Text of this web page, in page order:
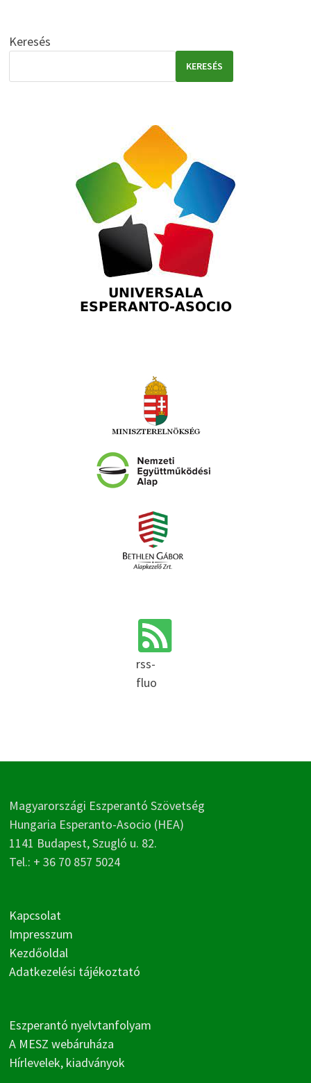
Keresés
KERESÉS
rss-
fluo
Magyarországi Eszperantó Szövetség
Hungaria Esperanto-Asocio (HEA)
1141 Budapest, Szugló u. 82.
Tel.: + 36 70 857 5024
Kapcsolat
Impresszum
Kezdőoldal
Adatkezelési tájékoztató
Eszperantó nyelvtanfolyam
A MESZ webáruháza
Hírlevelek, kiadványok